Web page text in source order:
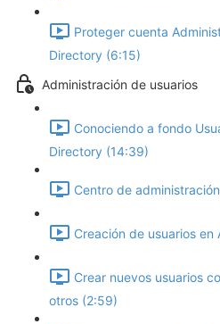
Proteger cuenta
Directory (6:15)
Administración de usuarios
Conociendo a fondo
Directory (14:39)
Centro de
Creación de usuarios
Crear nuevos usuarios
otros (2:59)